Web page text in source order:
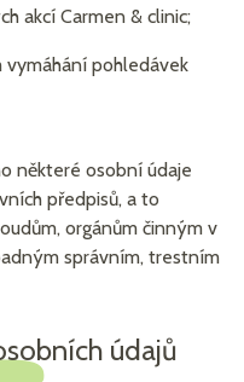
akcí Carmen & clinic;
pohledávek
některé osobní údaje
předpisů, a to
orgánům činným v
správním, trestním
údajů